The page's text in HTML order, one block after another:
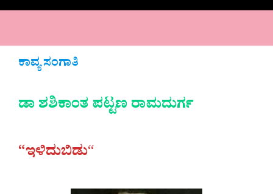
ಕಾವ್ಯ ಸಂಗಾತಿ
ಡಾ ಶಶಿಕಾಂತ ಪಟ್ಟಣ ರಾಮದುರ್ಗ
“ಇಳಿದುಬಿಡು“